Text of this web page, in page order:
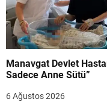
Manavgat Devlet
Sadece Anne Sütü”
6 Ağustos 2026